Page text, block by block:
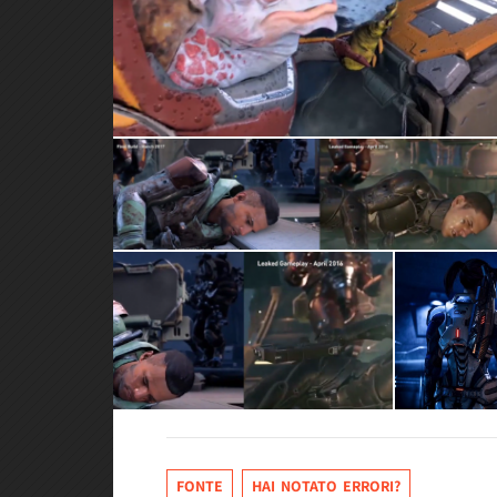
FONTE HAI NOTATO ERRORI?